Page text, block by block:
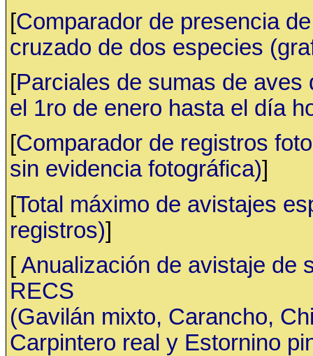
[Comparador de presencia
cruzado de dos especies
[Parciales de sumas de
el 1ro de enero hasta el día
[Comparador de registros
sin evidencia fotográfica)]
[Total máximo de avistajes
registros)]
[Anualización de avistaje de
RECS
(Gavilán mixto, Carancho,
Carpintero real y Estornino